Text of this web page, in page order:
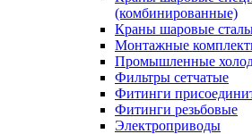
(комбинированные)
Краны шаровые
Монтажные
Промышленные
Фильтры сетчатые
Фитинги
Фитинги резьбовые
Электроприводы